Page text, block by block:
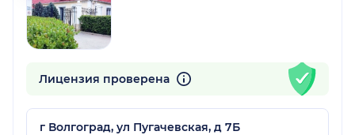
Лицензия проверена
г Волгоград, ул Пугачевская, д 7Б